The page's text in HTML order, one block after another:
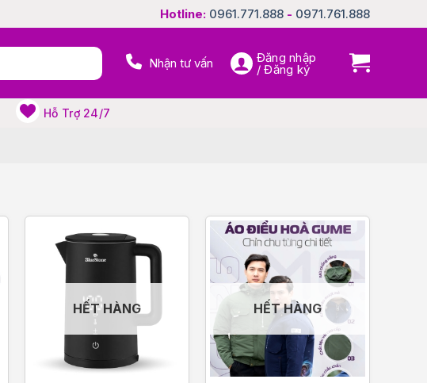
Hotline: 0961.771.888 - 0971.761.888
Nhận tư vấn Đăng nhập
/ Đăng ký
Hỗ Trợ 24/7
HẾT HÀNG HẾT HÀNG